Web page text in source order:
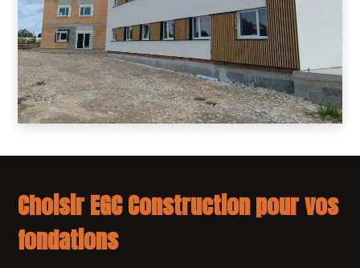
Choisir EGC Construction pour vos
fondations